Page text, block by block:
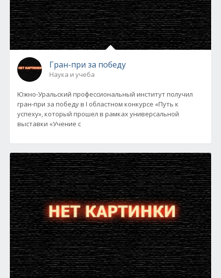
Гран-при за победу
Наука и учеба
Южно-Уральский профессиональный институт получил
гран-при за победу в I областном конкурсе «Путь к
успеху», который прошел в рамках универсальной
выставки «Учение с